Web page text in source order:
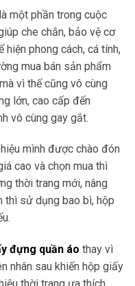
một phần trong cuộc
che chắn, bảo vệ cơ
hiện phong cách, cá tính,
mua bán sản phẩm
vì thế cũng vô cùng
lớn, cao cấp đến
vô cùng gay gắt.
mình được chào đón
cao và chọn mua thì
thời trang mới, nâng
thì sử dụng bao bì, hộp
đựng quần áo thay vì
nhân sau khiến hộp giấy